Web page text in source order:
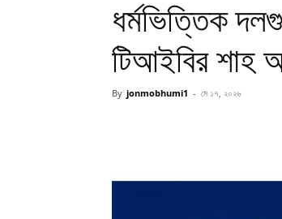
ধর্মভিত্তিক
টিআইবির শাহ
By jonmobhumi1 - মে ১৭, ২০২৬